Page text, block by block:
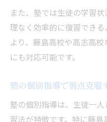
また、塾では生徒の学習
理なく効率的に復習でき
より、藤島高校や高志高
にも対応可能です。
塾の個別指導で弱点克服
塾の個別指導は、生徒一
習法が特徴です。特に藤島